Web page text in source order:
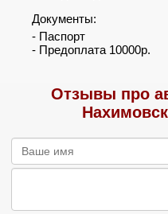
Документы:
- Паспорт
- Предоплата 10000р.
Отзывы про